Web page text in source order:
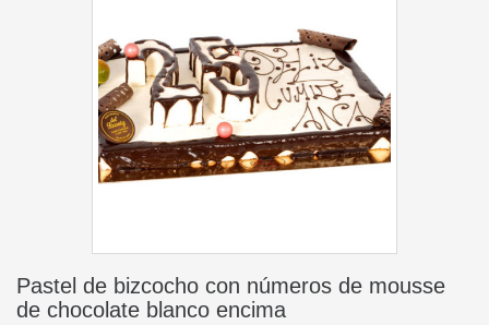
Pastel de bizcocho con números de mousse
de chocolate blanco encima